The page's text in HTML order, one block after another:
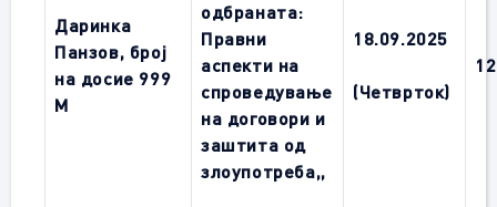
Даринка
Панзов, број
на досие 999
M
одбраната:
Правни
аспекти на
спроведување
на договори и
заштита од
злоупотреба,,
18.09.2025
(Четврток)